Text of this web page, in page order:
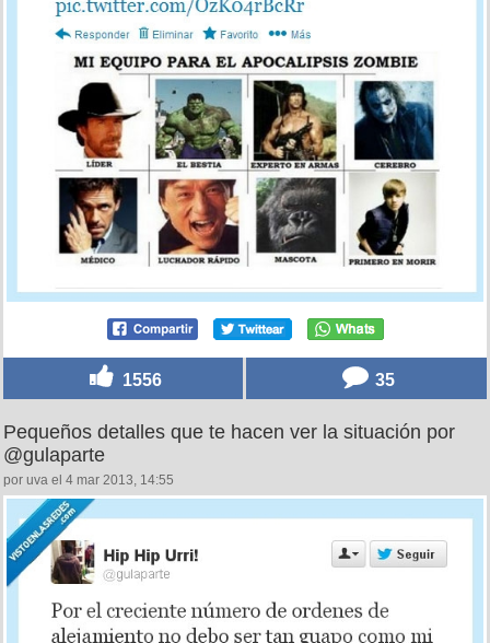
1556 35
Pequeños detalles que te hacen ver la situación por
@gulaparte
por uva el 4 mar 2013, 14:55